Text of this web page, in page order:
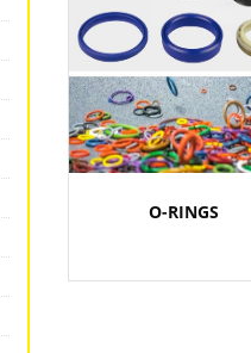
O-RINGS